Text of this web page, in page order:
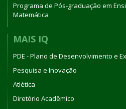
Programa de Pós-graduação em
Matemática
MAIS IQ
PDE - Plano de Desenvolvimento e
Pesquisa e Inovação
Atlética
Diretório Acadêmico